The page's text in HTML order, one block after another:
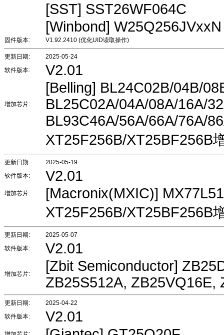
[SST] SST26WF064C
[Winbond] W25Q256JVxxN
固件版本: V1.92.2410 (优化UID读取操作)
更新日期:
2025-05-24
软件版本:
V2.01
增加芯片:
[Belling] BL24C02B/04B/
BL25C02A/04A/08A/16A/
BL93C46A/56A/66A/76A/
XT25F256B/XT25BF256B
更新日期:
2025-05-19
软件版本:
V2.01
增加芯片:
[Macronix(MXIC)]
XT25F256B/XT25BF256B
更新日期:
2025-05-07
软件版本:
V2.01
增加芯片:
[Zbit Semiconductor]
ZB25S512A, ZB25VQ16E,
更新日期:
2025-04-22
软件版本:
V2.01